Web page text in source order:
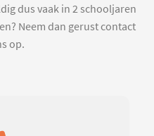
dus vaak in 2 schooljaren
Neem dan gerust contact
op.